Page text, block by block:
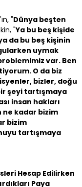
"Dünya beşten
"Ya bu beş kişide
da bu beş kişinin
uymak
var. Ben
O da biz
bizler, doğu
şeyi tartışmaya
insan hakları
kadar bizim
bizim
tartışmaya
Hesap Edilirken
Paya